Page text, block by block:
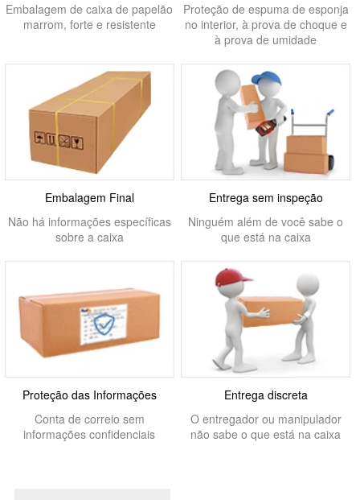
Embalagem de caixa de papelão
marrom, forte e resistente
Proteção de espuma de esponja
no interior, à prova de choque e
à prova de umidade
Embalagem Final
Não há informações específicas
sobre a caixa
Entrega sem inspeção
Ninguém além de você sabe o
que está na caixa
Proteção das Informações
Conta de correio sem
informações confidenciais
Entrega discreta
O entregador ou manipulador
não sabe o que está na caixa